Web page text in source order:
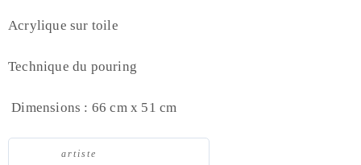
Acrylique sur toile
Technique du pouring
Dimensions : 66 cm x 51 cm
artiste